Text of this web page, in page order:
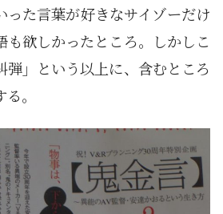
った言葉が好きなサイゾーだけ
も欲しかったところ。しかしこ
弾」という以上に、含むところ
。